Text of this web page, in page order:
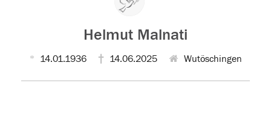
Helmut Malnati
14.01.1936 14.06.2025 Wutöschingen